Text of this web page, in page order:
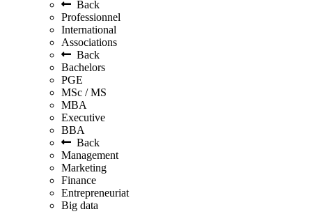
Back
Professionnel
International
Associations
Back
Bachelors
PGE
MSc / MS
MBA
Executive
BBA
Back
Management
Marketing
Finance
Entrepreneuriat
Big data